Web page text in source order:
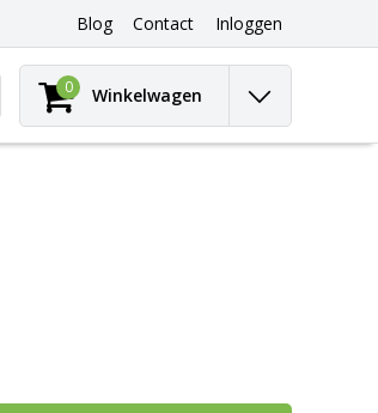
Blog Contact Inloggen
Gebruik
pijltjes
op
Enter
0 Winkelwagen